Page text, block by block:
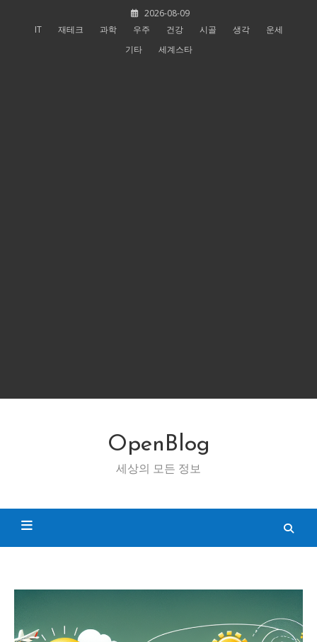
2026-08-09
IT
재테크 과학 우주 건강 시골 생각
운세
기타
세계스타
OpenBlog
세상의 모든 정보